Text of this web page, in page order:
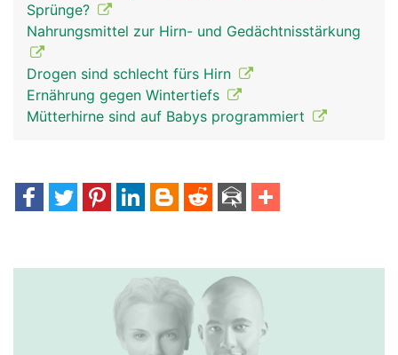
Sprünge?
Nahrungsmittel zur Hirn- und Gedächtnisstärkung
Drogen sind schlecht fürs Hirn
Ernährung gegen Wintertiefs
Mütterhirne sind auf Babys programmiert